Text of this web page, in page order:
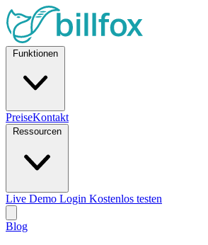
PreiseKontakt
Live Demo Login Kostenlos testen
Blog